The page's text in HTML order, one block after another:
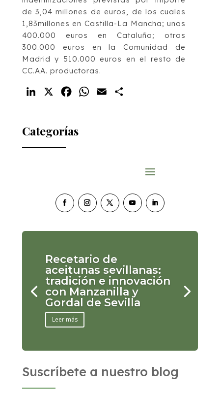
de 3,04 millones de euros, de los cuales
1,83millones en Castilla-La Mancha; unos
400.000 euros en Cataluña; otros
300.000 euros en la Comunidad de
Madrid y 510.000 euros en el resto de
CC.AA. productoras.
LinkedIn FacebookWhatsApp
Email
Categorías
Recetario de
aceitunas sevillanas:
tradición e innovación
con Manzanilla y
Gordal de Sevilla
Leer más
Suscríbete a nuestro blog